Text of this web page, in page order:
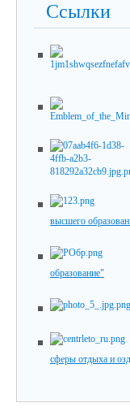
Ссылки
высшего
образование"
сферы отдыха и